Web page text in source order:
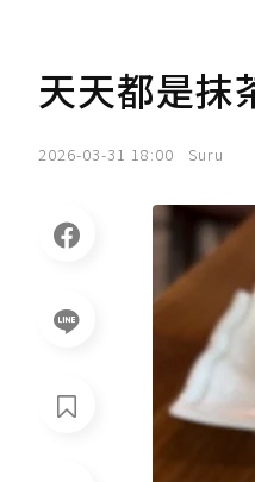
天天都是抹
2026-03-31 18:00 Suru